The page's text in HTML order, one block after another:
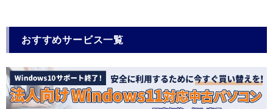
おすすめサービス一覧